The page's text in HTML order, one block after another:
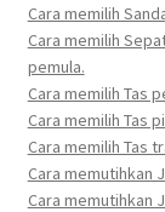
Cara memilih
Cara memilih
pemula.
Cara memilih Tas
Cara memilih Tas
Cara memilih Tas
Cara memutihkan
Cara memutihkan